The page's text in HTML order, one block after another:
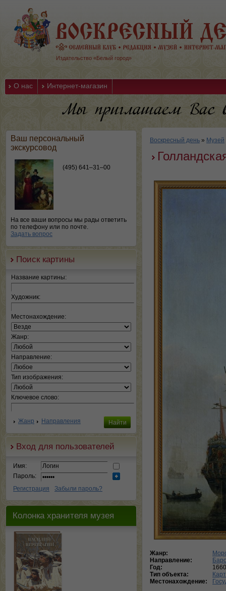
Издательство «Белый город»
О нас Интернет-магазин
Ваш персональный
экскурсовод
(495) 641–31–00
На все ваши вопросы мы рады ответить
по телефону или по почте.
Задать вопрос
Поиск картины
Название картины:
Художник:
Местонахождение:
Жанр:
Направление:
Тип изображения:
Ключевое слово:
Жанр Направления
Вход для пользователей
Имя:
Пароль:
Регистрация
Забыли пароль?
Колонка хранителя музея
Воскресный день » Музей
Жанр:
Направление:
Год:
Тип объекта:
Местонахождение: